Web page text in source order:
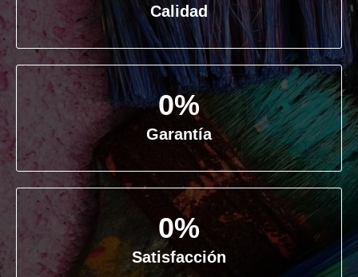
Calidad
Garantía
0%
Satisfacción
0%